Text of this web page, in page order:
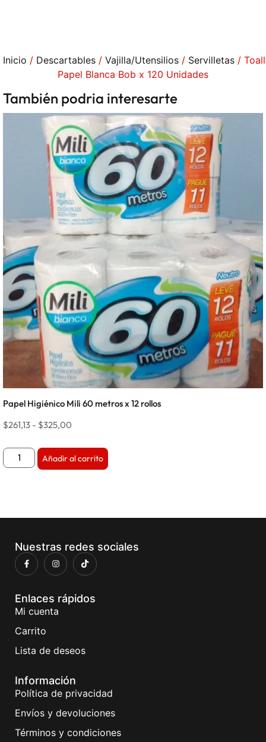
Inicio / Descartables / Vajilla/Utensilios / Servilletas /
Papel Blanca Bob x 120 Unidades
También podria interesarte
Papel Higiénico Mili 60 metros x 12 rollos
$261,13 - $325,00
Añadir al carrito
Nuestras redes sociales
Enlaces rápidos
Mi cuenta
Carrito
Lista de deseos
Información
Política de privacidad
Envíos y devoluciones
Términos y condiciones